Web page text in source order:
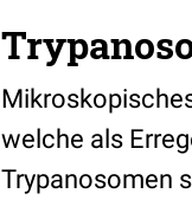
welche als
Trypanosomen